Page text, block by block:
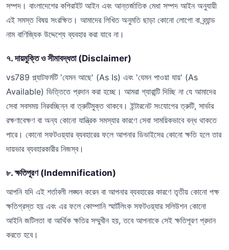
সম্পদ। বাংলাদেশের কপিরাইট আইন এবং আন্তর্জাতিক মেধা সম্পদ আইন অনুযায়ী
এই সমস্ত বিষয় সংরক্ষিত। আমাদের লিখিত অনুমতি ছাড়া কোনো লোগো বা ব্র্যান্ড
নাম বাণিজ্যিক উদ্দেশ্যে ব্যবহার করা যাবে না।
৭. দায়মুক্তি ও সীমাবদ্ধতা (Disclaimer)
vs789 প্ল্যাটফর্মটি 'যেমন আছে' (As Is) এবং 'যেমন পাওয়া যায়' (As
Available) ভিত্তিতে প্রদান করা হচ্ছে। আমরা গ্যারান্টি দিচ্ছি না যে আমাদের
সেবা সবসময় নিরবচ্ছিন্ন বা ত্রুটিমুক্ত থাকবে। ইন্টারনেট সংযোগের ত্রুটি, সার্ভার
রক্ষণাবেক্ষণ বা অন্য কোনো যান্ত্রিক সমস্যার কারণে সেবা সাময়িকভাবে বন্ধ থাকতে
পারে। কোনো সফটওয়্যার ব্যবহারের ফলে আপনার ডিভাইসের কোনো ক্ষতি হলে তার
দায়ভার ব্যবহারকারীর নিজস্ব।
৮. ক্ষতিপূরণ (Indemnification)
আপনি যদি এই শর্তাবলী লঙ্ঘন করেন বা আপনার ব্যবহারের কারণে তৃতীয় কোনো পক্ষ
ক্ষতিগ্রস্ত হয় এবং এর ফলে কোম্পানি স্মার্টলিংক সফটওয়্যার সলিউশন কোনো
আইনি জটিলতা বা আর্থিক ক্ষতির সম্মুখীন হয়, তবে আপনাকে সেই ক্ষতিপূরণ প্রদান
করতে হবে।